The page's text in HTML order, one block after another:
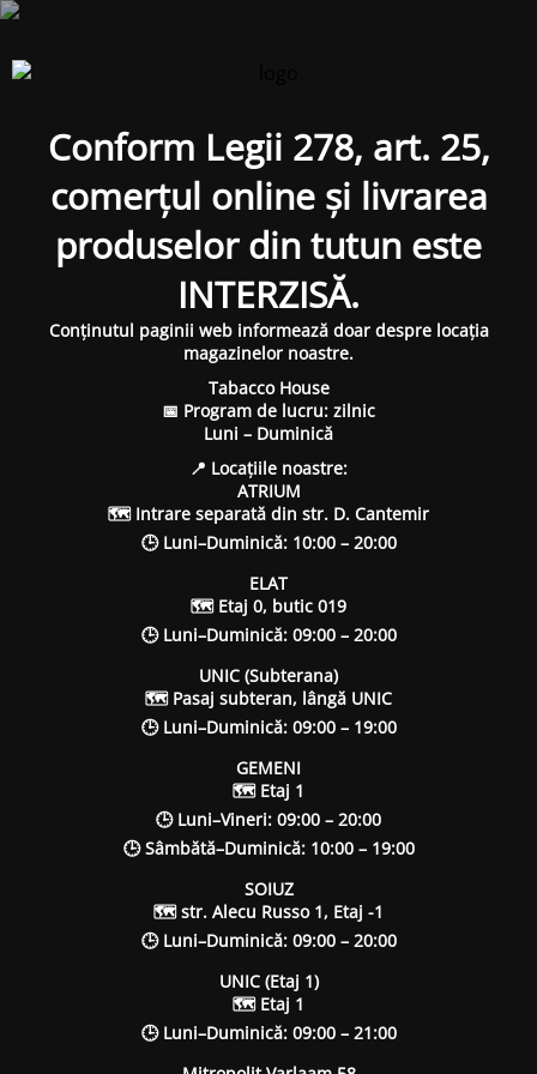
Conform Legii 278, art. 25,
comerțul online și livrarea
produselor din tutun este
INTERZISĂ.
Conținutul paginii web informează doar despre locația
magazinelor noastre.
Tabacco House
📅 Program de lucru: zilnic
Luni – Duminică
📍 Locațiile noastre:
ATRIUM
🗺 Intrare separată din str. D. Cantemir
🕒 Luni–Duminică: 10:00 – 20:00
ELAT
🗺 Etaj 0, butic 019
🕒 Luni–Duminică: 09:00 – 20:00
UNIC (Subterana)
🗺 Pasaj subteran, lângă UNIC
🕒 Luni–Duminică: 09:00 – 19:00
GEMENI
🗺 Etaj 1
🕒 Luni–Vineri: 09:00 – 20:00
🕒 Sâmbătă–Duminică: 10:00 – 19:00
SOIUZ
🗺 str. Alecu Russo 1, Etaj -1
🕒 Luni–Duminică: 09:00 – 20:00
UNIC (Etaj 1)
🗺 Etaj 1
🕒 Luni–Duminică: 09:00 – 21:00